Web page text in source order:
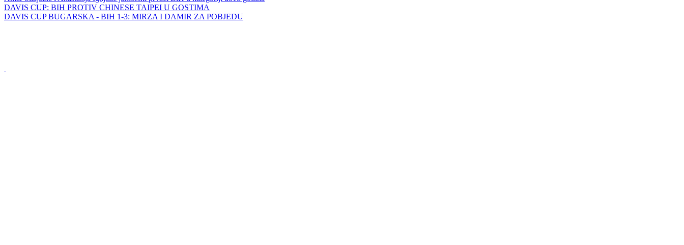
DAVIS CUP: BIH PROTIV CHINESE TAIPEI U GOSTIMA
DAVIS CUP BUGARSKA - BIH 1-3: MIRZA I DAMIR ZA POBJEDU